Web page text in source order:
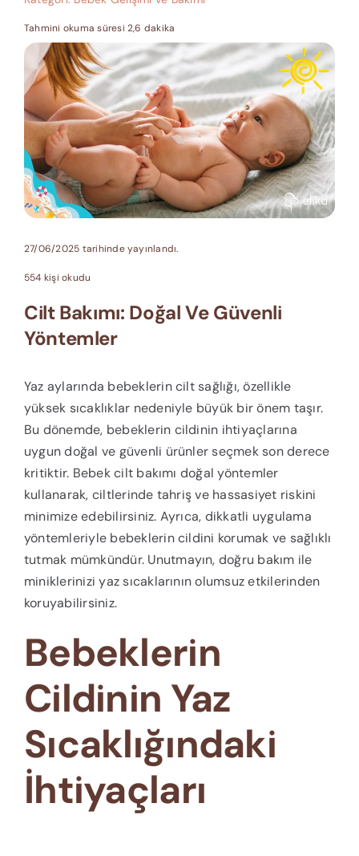
Tahmini okuma süresi 2,6 dakika
27/06/2025 tarihinde yayınlandı.
554 kişi okudu
Cilt Bakımı: Doğal Ve Güvenli
Yöntemler
Yaz aylarında bebeklerin cilt sağlığı, özellikle
yüksek sıcaklıklar nedeniyle büyük bir önem taşır.
Bu dönemde, bebeklerin cildinin ihtiyaçlarına
uygun doğal ve güvenli ürünler seçmek son derece
kritiktir. Bebek cilt bakımı doğal yöntemler
kullanarak, ciltlerinde tahriş ve hassasiyet riskini
minimize edebilirsiniz. Ayrıca, dikkatli uygulama
yöntemleriyle bebeklerin cildini korumak ve sağlıklı
tutmak mümkündür. Unutmayın, doğru bakım ile
miniklerinizi yaz sıcaklarının olumsuz etkilerinden
koruyabilirsiniz.
Bebeklerin
Cildinin Yaz
Sıcaklığındaki
İhtiyaçları